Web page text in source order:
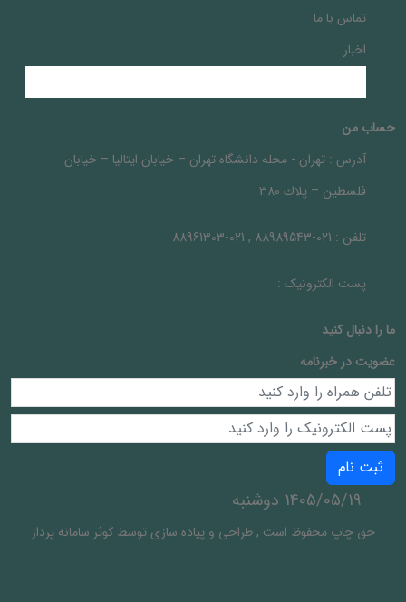
تماس با ما
اخبار
حساب من
آدرس : تهران - محله دانشگاه تهران – خيابان ايتاليا – خيابان
فلسطين – پلاك 380
تلفن : 021-88989543 , 021-88961303
پست الکترونیک :
ما را دنبال کنيد
عضویت در خبرنامه
ثبت نام
1405/05/19 دوشنبه
حق چاپ محفوظ است ,طراحی و پیاده سازی توسطکوثر سامانه پرداز